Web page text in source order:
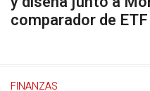
comparador de ETF
FINANZAS